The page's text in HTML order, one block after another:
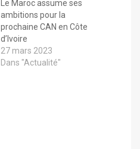
Le Maroc assume ses
ambitions pour la
prochaine CAN en Côte
d’Ivoire
27 mars 2023
Dans "Actualité"